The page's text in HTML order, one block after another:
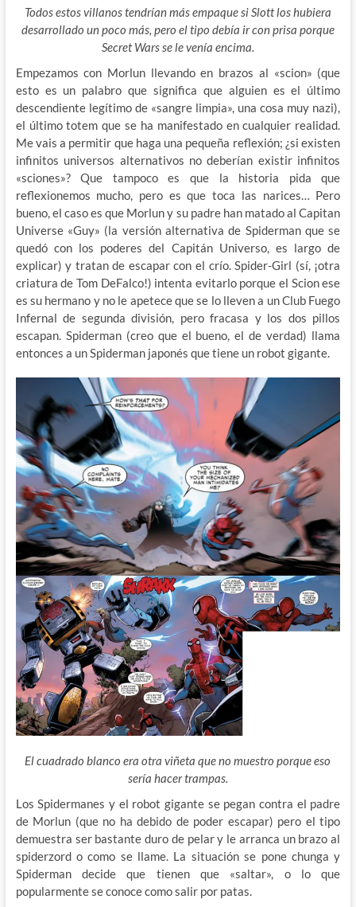
Todos estos villanos tendrían más empaque si Slott los hubiera
desarrollado un poco más, pero el tipo debía ir con prisa porque
Secret Wars se le venía encima.
Empezamos con Morlun llevando en brazos al «scion» (que
esto es un palabro que significa que alguien es el último
descendiente legítimo de «sangre limpia», una cosa muy nazi),
el último totem que se ha manifestado en cualquier realidad.
Me vais a permitir que haga una pequeña reflexión; ¿si existen
infinitos universos alternativos no deberían existir infinitos
«sciones»? Que tampoco es que la historia pida que
reflexionemos mucho, pero es que toca las narices… Pero
bueno, el caso es que Morlun y su padre han matado al Capitan
Universe «Guy» (la versión alternativa de Spiderman que se
quedó con los poderes del Capitán Universo, es largo de
explicar) y tratan de escapar con el crío. Spider-Girl (sí, ¡otra
criatura de Tom DeFalco!) intenta evitarlo porque el Scion ese
es su hermano y no le apetece que se lo lleven a un Club Fuego
Infernal de segunda división, pero fracasa y los dos pillos
escapan. Spiderman (creo que el bueno, el de verdad) llama
entonces a un Spiderman japonés que tiene un robot gigante.
El cuadrado blanco era otra viñeta que no muestro porque eso
sería hacer trampas.
Los Spidermanes y el robot gigante se pegan contra el padre
de Morlun (que no ha debido de poder escapar) pero el tipo
demuestra ser bastante duro de pelar y le arranca un brazo al
spiderzord o como se llame. La situación se pone chunga y
Spiderman decide que tienen que «saltar», o lo que
popularmente se conoce como salir por patas.